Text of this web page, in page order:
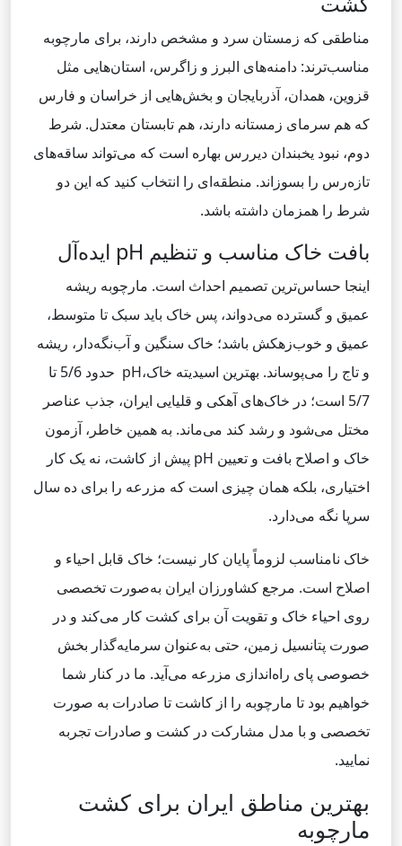
مناطقی که زمستان سرد و مشخص دارند، برای مارچوبه
مناسب‌ترند: دامنه‌های البرز و زاگرس، استان‌هایی مثل
قزوین، همدان، آذربایجان و بخش‌هایی از خراسان و فارس
که هم سرمای زمستانه دارند، هم تابستان معتدل. شرط
دوم، نبود یخبندان دیررس بهاره است که می‌تواند ساقه‌های
تازه‌رس را بسوزاند. منطقه‌ای را انتخاب کنید که این دو
شرط را همزمان داشته باشد.
بافت خاک مناسب و تنظیم pH ایده‌آل
اینجا حساس‌ترین تصمیم احداث است. مارچوبه ریشه
عمیق و گسترده می‌دواند، پس خاک باید سبک تا متوسط،
عمیق و خوب‌زهکش باشد؛ خاک سنگین و آب‌نگه‌دار، ریشه
و تاج را می‌پوساند. بهترین اسیدیته خاک،pH حدود 5/6 تا
5/7 است؛ در خاک‌های آهکی و قلیایی ایران، جذب عناصر
مختل می‌شود و رشد کند می‌ماند. به همین خاطر، آزمون
خاک و اصلاح بافت و تعیین pH پیش از کاشت، نه یک کار
اختیاری، بلکه همان چیزی است که مزرعه را برای ده سال
سرپا نگه می‌دارد.
خاک نامناسب لزوماً پایان کار نیست؛ خاک قابل احیاء و
اصلاح است. مرجع کشاورزان ایران به‌صورت تخصصی
روی احیاء خاک و تقویت آن برای کشت کار می‌کند و در
صورت پتانسیل زمین، حتی به‌عنوان سرمایه‌گذار بخش
خصوصی پای راه‌اندازی مزرعه می‌آید. ما در کنار شما
خواهیم بود تا مارچوبه را از کاشت تا صادرات به صورت
تخصصی و با مدل مشارکت در کشت و صادرات تجربه
نمایید.
بهترین مناطق ایران برای کشت
مارچوبه